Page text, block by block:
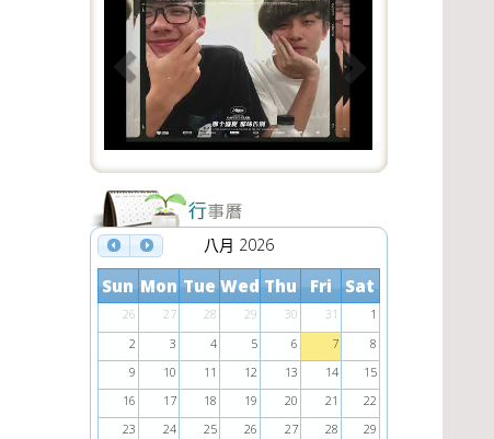
u
s
八月 2026
Sun Mon Tue Wed Thu Fri Sat
26 27 28 29 30 31
1
2
3 4 5 6 7
8
9
10 11 12 13 14
15
16
17 18 19 20 21
22
23
24 25 26 27 28
29